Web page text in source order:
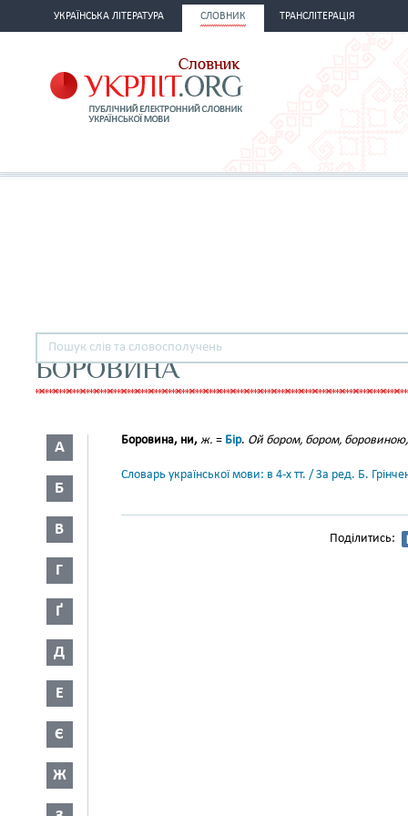
УКРАЇНСЬКА ЛІТЕРАТУРА СЛОВНИК ТРАНСЛІТЕРАЦІЯ
БОРОВИНА
А
Б
В
Г
Ґ
Д
Е
Є
Ж
Боровина, ни, ж. = Бір. Ой бором, бором,
Словарь української мови: в 4-х тт. / За ред. Б.
Поділитись: